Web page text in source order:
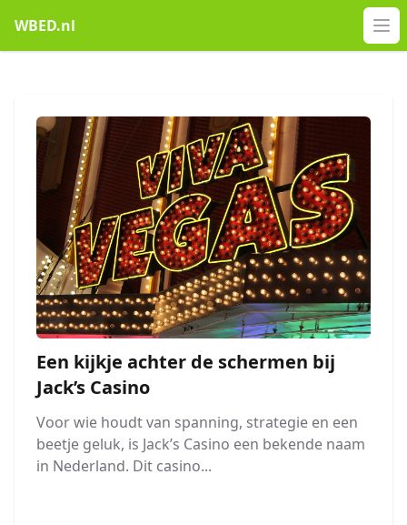
WBED.nl
Een kijkje achter de schermen bij
Jack’s Casino
Voor wie houdt van spanning, strategie en een
beetje geluk, is Jack’s Casino een bekende naam
in Nederland. Dit casino...